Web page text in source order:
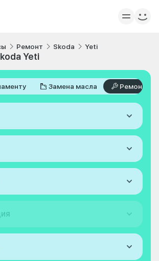
Ремонт Skoda Yeti
Yeti
Замена масла Ремонт